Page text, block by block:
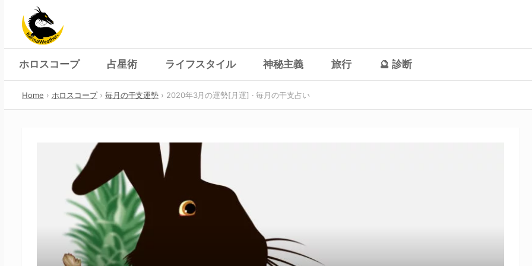
content
ホロスコープ 占星術 ライフスタイル 神秘主義 旅行 🔮 診断
Home ホロスコープ 毎月の干支運勢 2020年3月の運勢[月運] · 毎月の干支占い